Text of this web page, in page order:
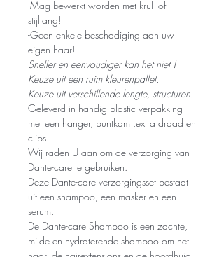
-Mag bewerkt worden met krul- of
stijltang!
-Geen enkele beschadiging aan uw
eigen haar!
Sneller en eenvoudiger kan het niet !
Keuze uit een ruim kleurenpallet.
Keuze uit verschillende lengte, structuren.
Geleverd in handig plastic verpakking
met een hanger, puntkam ,extra draad en
clips.
Wij raden U aan om de verzorging van
Dante-care te gebruiken.
Deze Dante-care verzorgingsset bestaat
uit een shampoo, een masker en een
serum.
De Dante-care Shampoo is een zachte,
milde en hydraterende shampoo om het